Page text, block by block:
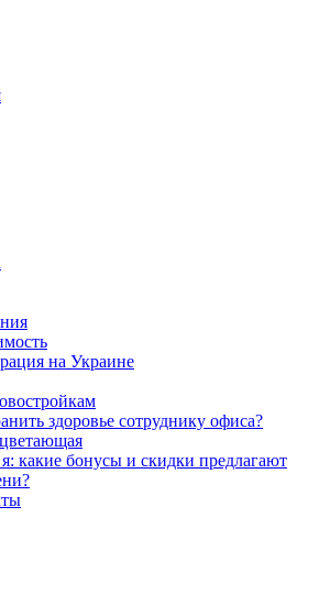
на Украине
здоровье сотруднику офиса?